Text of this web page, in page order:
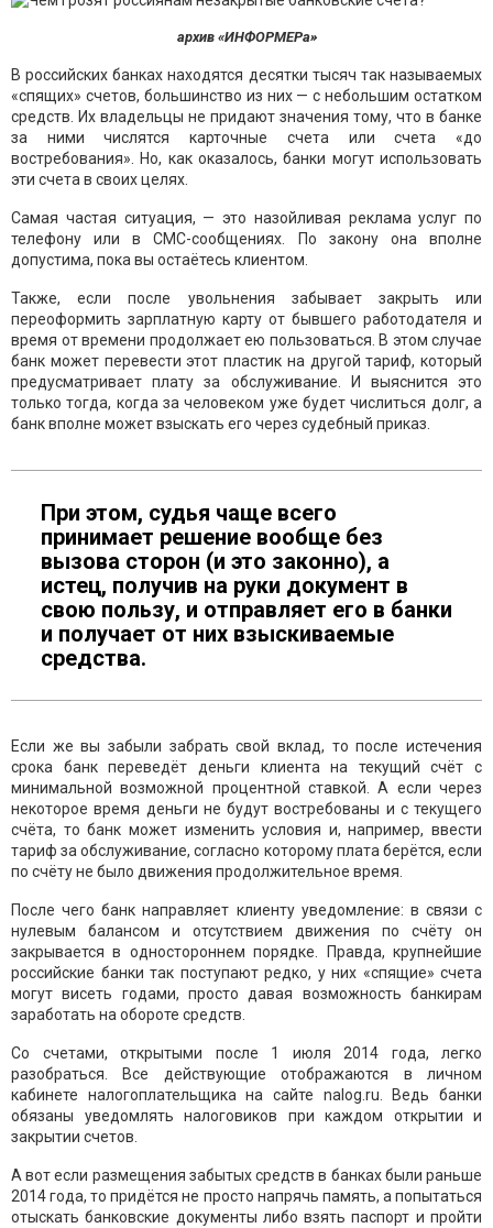
архив «ИНФОРМЕРа»
В российских банках находятся десятки тысяч так называемых
«спящих» счетов, большинство из них — с небольшим остатком
средств. Их владельцы не придают значения тому, что в банке
за ними числятся карточные счета или счета «до
востребования». Но, как оказалось, банки могут использовать
эти счета в своих целях.
Самая частая ситуация, — это назойливая реклама услуг по
телефону или в СМС-сообщениях. По закону она вполне
допустима, пока вы остаётесь клиентом.
Также, если после увольнения забывает закрыть или
переоформить зарплатную карту от бывшего работодателя и
время от времени продолжает ею пользоваться. В этом случае
банк может перевести этот пластик на другой тариф, который
предусматривает плату за обслуживание. И выяснится это
только тогда, когда за человеком уже будет числиться долг, а
банк вполне может взыскать его через судебный приказ.
При этом, судья чаще всего
принимает решение вообще без
вызова сторон (и это законно), а
истец, получив на руки документ в
свою пользу, и отправляет его в банки
и получает от них взыскиваемые
средства.
Если же вы забыли забрать свой вклад, то после истечения
срока банк переведёт деньги клиента на текущий счёт с
минимальной возможной процентной ставкой. А если через
некоторое время деньги не будут востребованы и с текущего
счёта, то банк может изменить условия и, например, ввести
тариф за обслуживание, согласно которому плата берётся, если
по счёту не было движения продолжительное время.
После чего банк направляет клиенту уведомление: в связи с
нулевым балансом и отсутствием движения по счёту он
закрывается в одностороннем порядке. Правда, крупнейшие
российские банки так поступают редко, у них «спящие» счета
могут висеть годами, просто давая возможность банкирам
заработать на обороте средств.
Со счетами, открытыми после 1 июля 2014 года, легко
разобраться. Все действующие отображаются в личном
кабинете налогоплательщика на сайте nalog.ru. Ведь банки
обязаны уведомлять налоговиков при каждом открытии и
закрытии счетов.
А вот если размещения забытых средств в банках были раньше
2014 года, то придётся не просто напрячь память, а попытаться
отыскать банковские документы либо взять паспорт и пройти